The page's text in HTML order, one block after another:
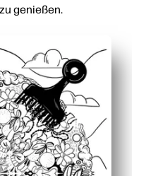
genießen.
einfach ausdrucken und
— achtsames Färben
die Feinmotorik, den
— regt Gespräche über